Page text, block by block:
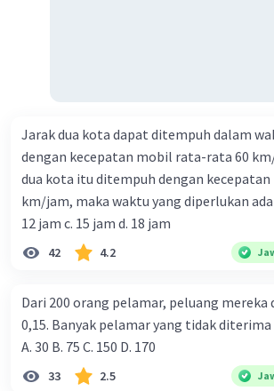
Jarak dua kota dapat ditempuh dalam
dengan kecepatan mobil rata-rata 60
dua kota itu ditempuh dengan
km/jam, maka waktu yang diperlukan adalah .... a.
12 jam c. 15 jam d. 18 jam
42 4.2
Dari 200 orang pelamar, peluang
0,15. Banyak pelamar yang tidak diterima
A. 30 B. 75 C. 150 D. 170
33 2.5